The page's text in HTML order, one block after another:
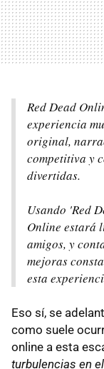
Red Dead
experiencia
original,
competitiva y
divertidas.
Usando 'Red
Online estará
amigos, y
mejoras
esta
Eso sí, se
como suele
online a esta
turbulencias en